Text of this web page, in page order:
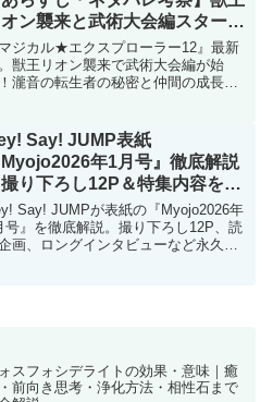
オン襲来と武術大会編スター
！
マジカル★エクスプローラー12』最新
獣王リオン襲来で武術大会編が始
瀧音の転生者の秘密と仲間の成長を
Say! JUMP表紙
Myojo2026年1月号』徹底解説
撮り下ろし12P＆特集内容を完
とめ
Say! JUMPが表紙の『Myojo2026年
号』を徹底解説。撮り下ろし12P、読
画、ロングインタビューなど永久保
スフォシデライトの効果・意味｜癒
前向き思考・浄化方法・相性石まで